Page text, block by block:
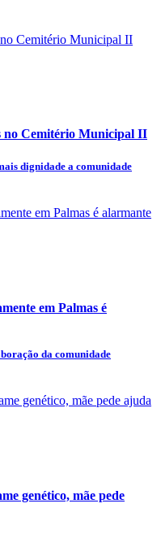
no Cemitério Municipal II
dignidade a comunidade
em Palmas é
da comunidade
genético, mãe pede